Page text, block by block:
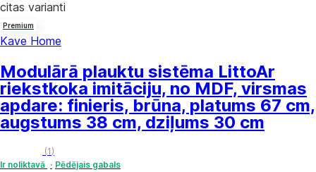
citas varianti
Premium
Kave Home
Modulārā plauktu sistēma LittoAr
riekstkoka imitāciju, no MDF, virsmas
apdare: finieris, brūna, platums 67 cm,
augstums 38 cm, dziļums 30 cm
(1 )
Ir noliktavā
Pēdējais gabals